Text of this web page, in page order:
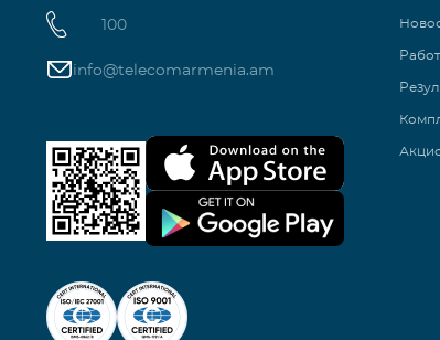
100
info@telecomarmenia.am